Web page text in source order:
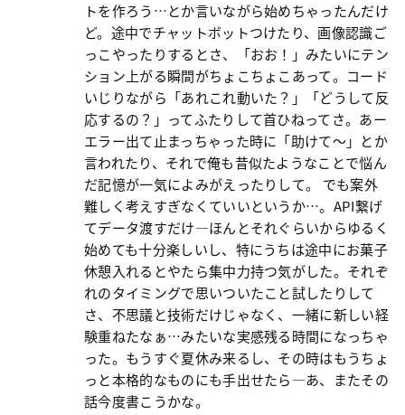
トを作ろう…とか言いながら始めちゃったんだけ
ど。途中でチャットボットつけたり、画像認識ご
っこやったりするとさ、「おお！」みたいにテン
ション上がる瞬間がちょこちょこあって。コード
いじりながら「あれこれ動いた？」「どうして反
応するの？」ってふたりして首ひねってさ。あー
エラー出て止まっちゃった時に「助けて～」とか
言われたり、それで俺も昔似たようなことで悩ん
だ記憶が一気によみがえったりして。 でも案外
難しく考えすぎなくていいというか…。API繋げ
てデータ渡すだけ―ほんとそれぐらいからゆるく
始めても十分楽しいし、特にうちは途中にお菓子
休憩入れるとやたら集中力持つ気がした。それぞ
れのタイミングで思いついたこと試したりして
さ、不思議と技術だけじゃなく、一緒に新しい経
験重ねたなぁ…みたいな実感残る時間になっちゃ
った。もうすぐ夏休み来るし、その時はもうちょ
っと本格的なものにも手出せたら—あ、またその
話今度書こうかな。